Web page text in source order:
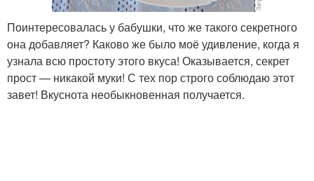
Поинтересовалась у бабушки, что же такого секретного
она добавляет? Каково же было моё удивление, когда я
узнала всю простоту этого вкуса! Оказывается, секрет
прост — никакой муки! С тех пор строго соблюдаю этот
завет! Вкуснота необыкновенная получается.